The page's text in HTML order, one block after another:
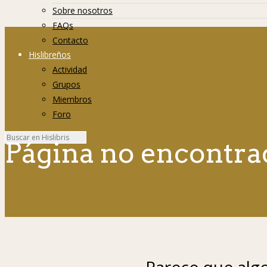
Sobre nosotros
FAQs
Contacto
Hislibreños
Actividad
Grupos
Miembros
Foro
Página no